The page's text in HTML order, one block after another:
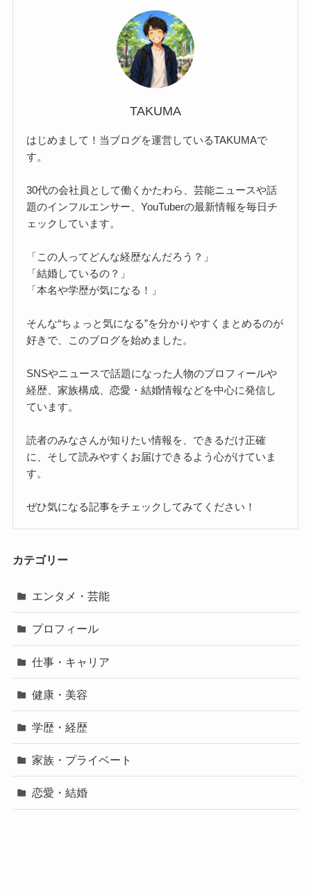
TAKUMA
はじめまして！当ブログを運営しているTAKUMAで
す。
30代の会社員として働くかたわら、芸能ニュースや話
題のインフルエンサー、YouTuberの最新情報を毎日チ
ェックしています。
「この人ってどんな経歴なんだろう？」
「結婚しているの？」
「本名や学歴が気になる！」
そんな“ちょっと気になる”を分かりやすくまとめるのが
好きで、このブログを始めました。
SNSやニュースで話題になった人物のプロフィールや
経歴、家族構成、恋愛・結婚情報などを中心に発信し
ています。
読者のみなさんが知りたい情報を、できるだけ正確
に、そして読みやすくお届けできるよう心がけていま
す。
ぜひ気になる記事をチェックしてみてください！
カテゴリー
エンタメ・芸能
プロフィール
仕事・キャリア
健康・美容
学歴・経歴
家族・プライベート
恋愛・結婚